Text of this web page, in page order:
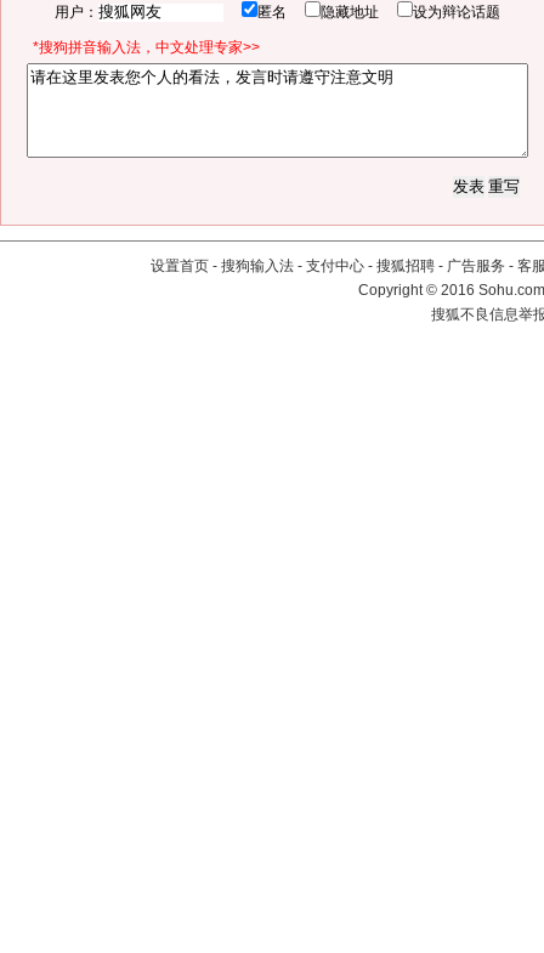
用户： 匿名 隐藏地址 设为辩论话题
*搜狗拼音输入法，中文处理专家>>
设置首页 - 搜狗输入法 - 支付中心 - 搜狐招聘 - 广告服务 - 客
Copyright©2016
搜狐不良信息举